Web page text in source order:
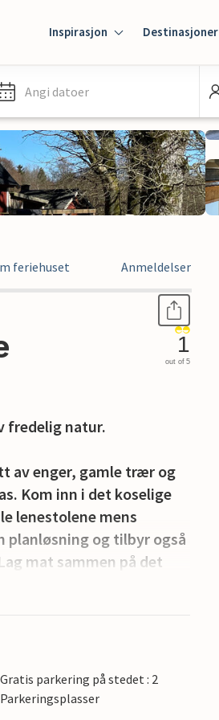
Inspirasjon Destinasjoner
Angi datoer
feriehuset Anmeldelser
1
out of 5
fredelig natur.
av enger, gamle trær og
Kom inn i det koselige
lenestolene mens
planløsning og tilbyr også
mat sammen på det
der alle kan få plass.
i morgensolen med en
Gratis parkering på stedet : 2
Parkeringsplasser